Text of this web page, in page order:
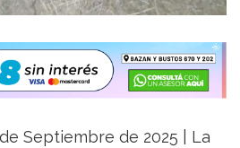
Septiembre de 2025 | La